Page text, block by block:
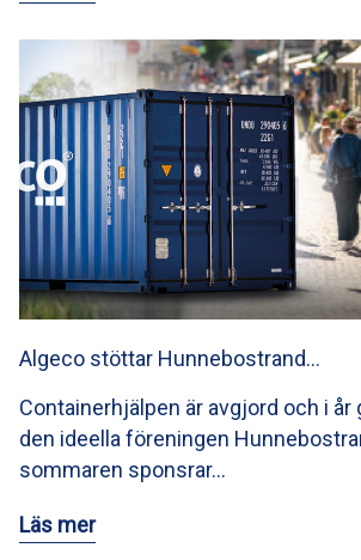
Algeco stöttar Hunnebostrand…
Containerhjälpen är avgjord och i år
den ideella föreningen
sommaren sponsrar…
Läs mer